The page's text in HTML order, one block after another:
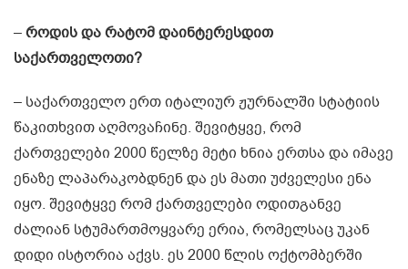
–როდის და რატომ დაინტერესდით
საქართველოთი?
– საქართველო ერთ იტალიურ ჟურნალში სტატიის
წაკითხვით აღმოვაჩინე. შევიტყვე, რომ
ქართველები 2000 წელზე მეტი ხნია ერთსა და იმავე
ენაზე ლაპარაკობდნენ და ეს მათი უძველესი ენა
იყო. შევიტყვე რომ ქართველები ოდითგანვე
ძალიან სტუმართმოყვარე ერია, რომელსაც უკან
დიდი ისტორია აქვს. ეს 2000 წლის ოქტომბერში